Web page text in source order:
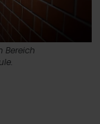
Bereich